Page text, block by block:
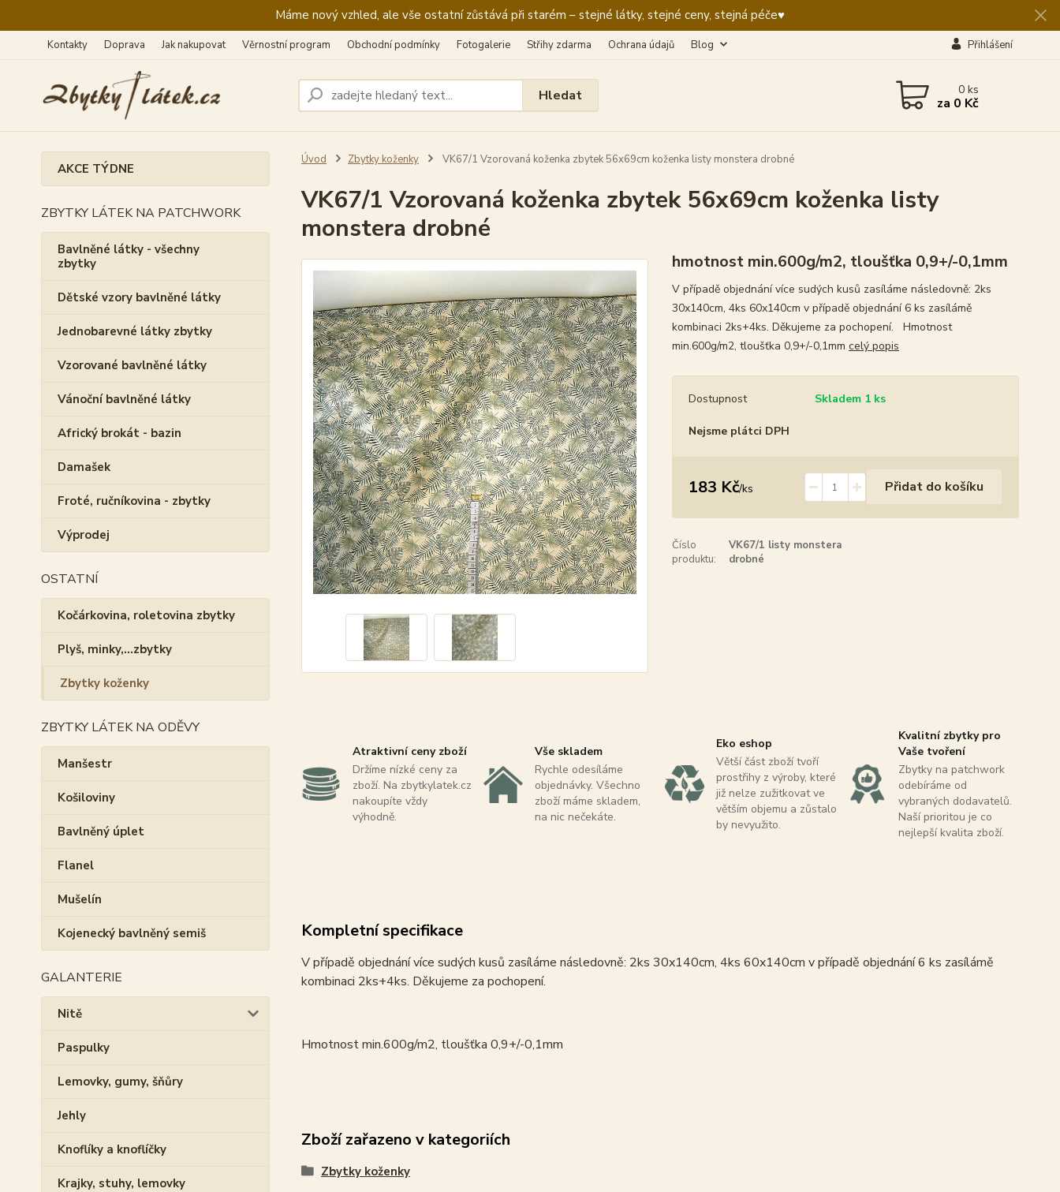
Máme nový vzhled, ale vše ostatní zůstává při starém – stejné látky, stejné ceny, stejná péče♥️
Kontakty Doprava Jak nakupovat Věrnostní program Obchodní podmínky Fotogalerie Střihy zdarma Ochrana údajů Blog Přihlášení
Hledat 0ks
za 0 Kč
AKCE TÝDNE
ZBYTKY LÁTEK NA PATCHWORK
Bavlněné látky - všechny
zbytky
Dětské vzory bavlněné látky
Jednobarevné látky zbytky
Vzorované bavlněné látky
Vánoční bavlněné látky
Africký brokát - bazin
Damašek
Froté, ručníkovina - zbytky
Výprodej
OSTATNÍ
Kočárkovina, roletovina zbytky
Plyš, minky,...zbytky
Zbytky koženky
ZBYTKY LÁTEK NA ODĚVY
Manšestr
Košiloviny
Bavlněný úplet
Flanel
Mušelín
Kojenecký bavlněný semiš
GALANTERIE
Nitě
Paspulky
Lemovky, gumy, šňůry
Jehly
Knoflíky a knoflíčky
Krajky, stuhy, lemovky
Úvod Zbytky koženky VK67/1 Vzorovaná koženka zbytek 56x69cm koženka listy monstera drobné
VK67/1 Vzorovaná koženka zbytek 56x69cm koženka listy
monstera drobné
hmotnost min.600g/m2, tloušťka 0,9+/-0,1mm
V případě objednání více sudých kusů zasíláme následovně: 2ks
30x140cm, 4ks 60x140cm v případě objednání 6 ks zasílámě
kombinaci 2ks+4ks. Děkujeme za pochopení. Hmotnost
min.600g/m2, tloušťka 0,9+/-0,1mm celý popis
Dostupnost Skladem 1 ks
Nejsme plátci DPH
183 Kč/ks Přidat do košíku
Číslo
produktu:
VK67/1 listy monstera
drobné
Atraktivní ceny zboží
Držíme nízké ceny za
zboží. Na zbytkylatek.cz
nakoupíte vždy
výhodně.
Vše skladem
Rychle odesíláme
objednávky. Všechno
zboží máme skladem,
na nic nečekáte.
Eko eshop
Větší část zboží tvoří
prostřihy z výroby, které
již nelze zužitkovat ve
větším objemu a zůstalo
by nevyužito.
Kvalitní zbytky pro
Vaše tvoření
Zbytky na patchwork
odebíráme od
vybraných dodavatelů.
Naší prioritou je co
nejlepší kvalita zboží.
Kompletní specifikace
V případě objednání více sudých kusů zasíláme následovně: 2ks 30x140cm, 4ks 60x140cm v případě objednání 6 ks zasílámě
kombinaci 2ks+4ks. Děkujeme za pochopení.
Hmotnost min.600g/m2, tloušťka 0,9+/-0,1mm
Zboží zařazeno v kategoriích
Zbytky koženky